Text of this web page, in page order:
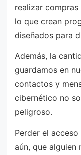
realizar
lo que crean
diseñados para
Además, la
guardamos en
contactos y
cibernético no
peligroso.
Perder el
aún, que alguien